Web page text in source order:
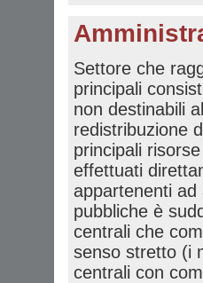
Settore che
principali
non destinabili
redistribuzione
principali
effettuati
appartenenti
pubbliche è
centrali che
senso stretto (i
centrali con